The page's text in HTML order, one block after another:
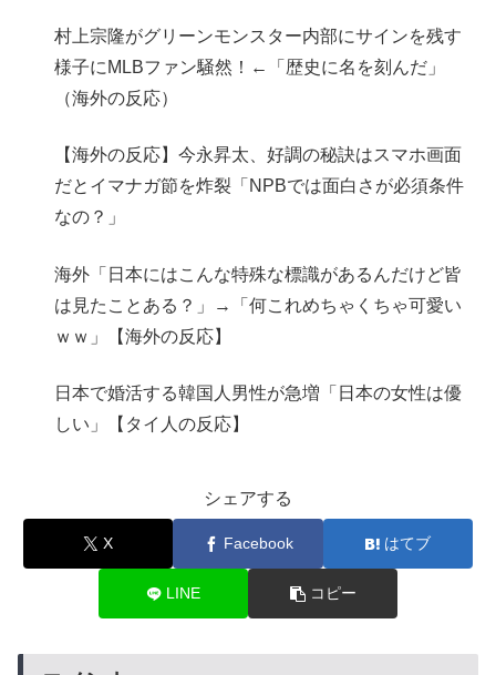
村上宗隆がグリーンモンスター内部にサインを残す
様子にMLBファン騒然！←「歴史に名を刻んだ」
（海外の反応）
【海外の反応】今永昇太、好調の秘訣はスマホ画面
だとイマナガ節を炸裂「NPBでは面白さが必須条件
なの？」
海外「日本にはこんな特殊な標識があるんだけど皆
は見たことある？」→「何これめちゃくちゃ可愛い
ｗｗ」【海外の反応】
日本で婚活する韓国人男性が急増「日本の女性は優
しい」【タイ人の反応】
シェアする
X Facebook はてブ
LINE コピー